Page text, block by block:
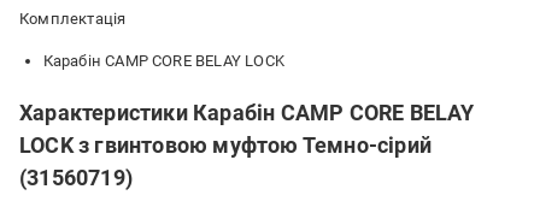
Комплектація
Карабін CAMP CORE BELAY LOCK
Характеристики Карабін CAMP CORE BELAY
LOCK з гвинтовою муфтою Темно-сірий
(31560719)